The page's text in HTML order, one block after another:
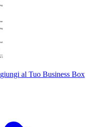
al Tuo Business Box